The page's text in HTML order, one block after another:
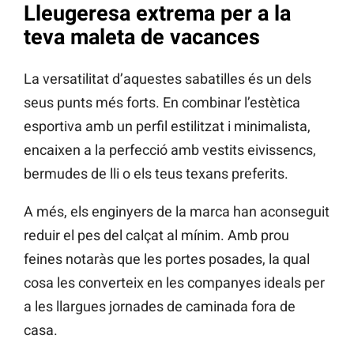
Lleugeresa extrema per a la
teva maleta de vacances
La versatilitat d’aquestes sabatilles és un dels
seus punts més forts. En combinar l’estètica
esportiva amb un perfil estilitzat i minimalista,
encaixen a la perfecció amb vestits eivissencs,
bermudes de lli o els teus texans preferits.
A més, els enginyers de la marca han aconseguit
reduir el pes del calçat al mínim. Amb prou
feines notaràs que les portes posades, la qual
cosa les converteix en les companyes ideals per
a les llargues jornades de caminada fora de
casa.